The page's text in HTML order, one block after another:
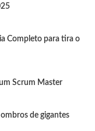
Completo para tira o
Scrum Master
de gigantes